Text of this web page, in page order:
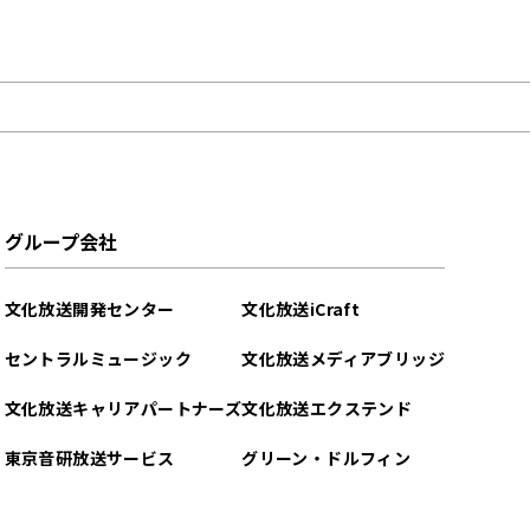
グループ会社
文化放送開発センター
セントラルミュージック
文化放送キャリアパートナーズ
東京音研放送サービス
文化放送iCraft
文化放送メディアブリッジ
文化放送エクステンド
グリーン・ドルフィン